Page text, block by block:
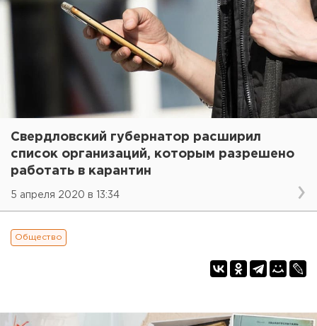
Свердловский губернатор расширил
список организаций, которым разрешено
работать в карантин
5 апреля 2020 в 13:34
Общество